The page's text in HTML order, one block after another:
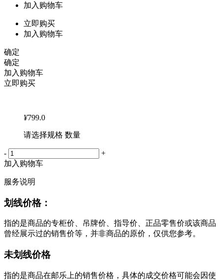
加入购物车
立即购买
加入购物车
确定
确定
加入购物车
立即购买
¥799.0
请选择规格 数量
-
+
加入购物车
服务说明
划线价格：
指的是商品的专柜价、吊牌价、指导价、正品零售价或该商品
曾经展示过的销售价等，并非商品的原价，仅供您参考。
未划线价格
指的是商品在邮乐上的销售价格，具体的成交价格可能会因使